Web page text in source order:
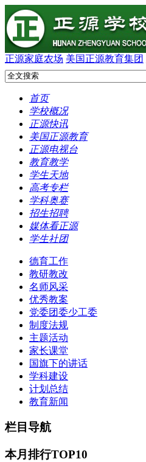
正源家庭农场 美国正源教育集团
首页
学校概况
正源快讯
美国正源教育
正源电视台
教育教学
学生天地
高考专栏
学科奥赛
招生招聘
媒体看正源
学生社团
德育工作
教研教改
名师风采
优秀教案
党委团委少工委
制度法规
主题活动
家长课堂
国旗下的讲话
学科建设
计划总结
教育新闻
栏目导航
本月排行TOP10